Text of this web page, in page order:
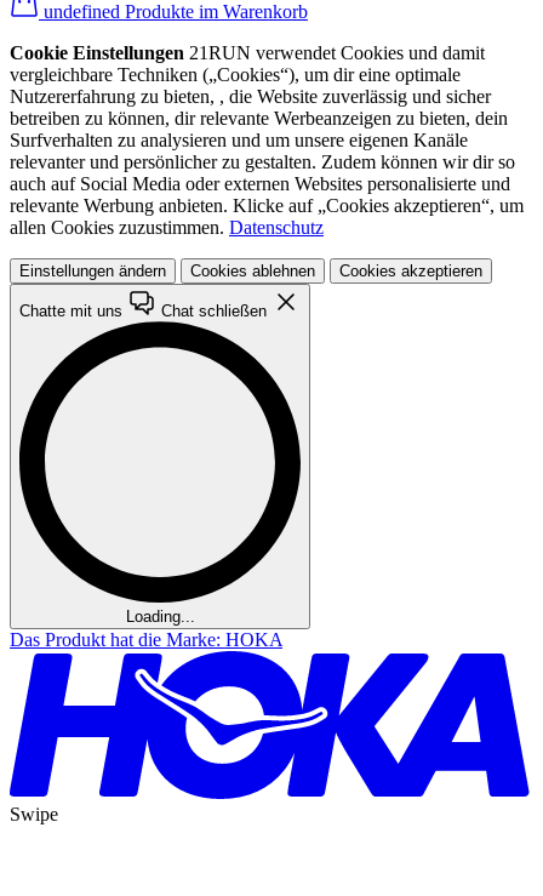
undefined Produkte im Warenkorb
Cookie Einstellungen 21RUN verwendet Cookies und damit
vergleichbare Techniken („Cookies“), um dir eine optimale
Nutzererfahrung zu bieten, , die Website zuverlässig und sicher
betreiben zu können, dir relevante Werbeanzeigen zu bieten, dein
Surfverhalten zu analysieren und um unsere eigenen Kanäle
relevanter und persönlicher zu gestalten. Zudem können wir dir so
auch auf Social Media oder externen Websites personalisierte und
relevante Werbung anbieten. Klicke auf „Cookies akzeptieren“, um
allen Cookies zuzustimmen. Datenschutz
Einstellungen ändern Cookies ablehnen Cookies akzeptieren
Chatte mit uns Chat schließen
Loading...
Das Produkt hat die Marke: HOKA
Swipe